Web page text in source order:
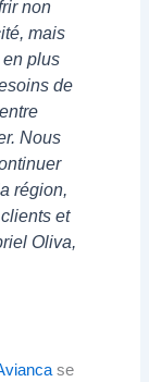
non
mais
plus
de
Nous
région,
et
Oliva,
se